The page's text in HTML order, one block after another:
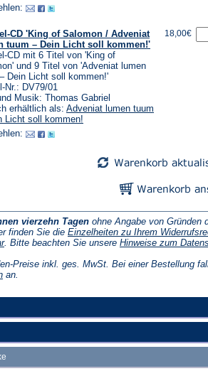
CD 'King of Salomon / Adveniat
tuum – Dein Licht soll kommen!'
CD mit 6 Titel von 'King of
und 9 Titel von 'Adveniat lumen
Dein Licht soll kommen!'
Nr.: DV79/01
Musik: Thomas Gabriel
erhältlich als: Adveniat lumen tuum
Licht soll kommen!
18,00€
vierzehn Tagen ohne Angabe von Gründen
finden Sie die Einzelheiten zu Ihrem
(Öffnet
einem
neuen
. Bitte beachten Sie unsere Hinweise zum
Preise inkl. ges. MwSt. Bei einer Bestellung
(Öffnet
an.